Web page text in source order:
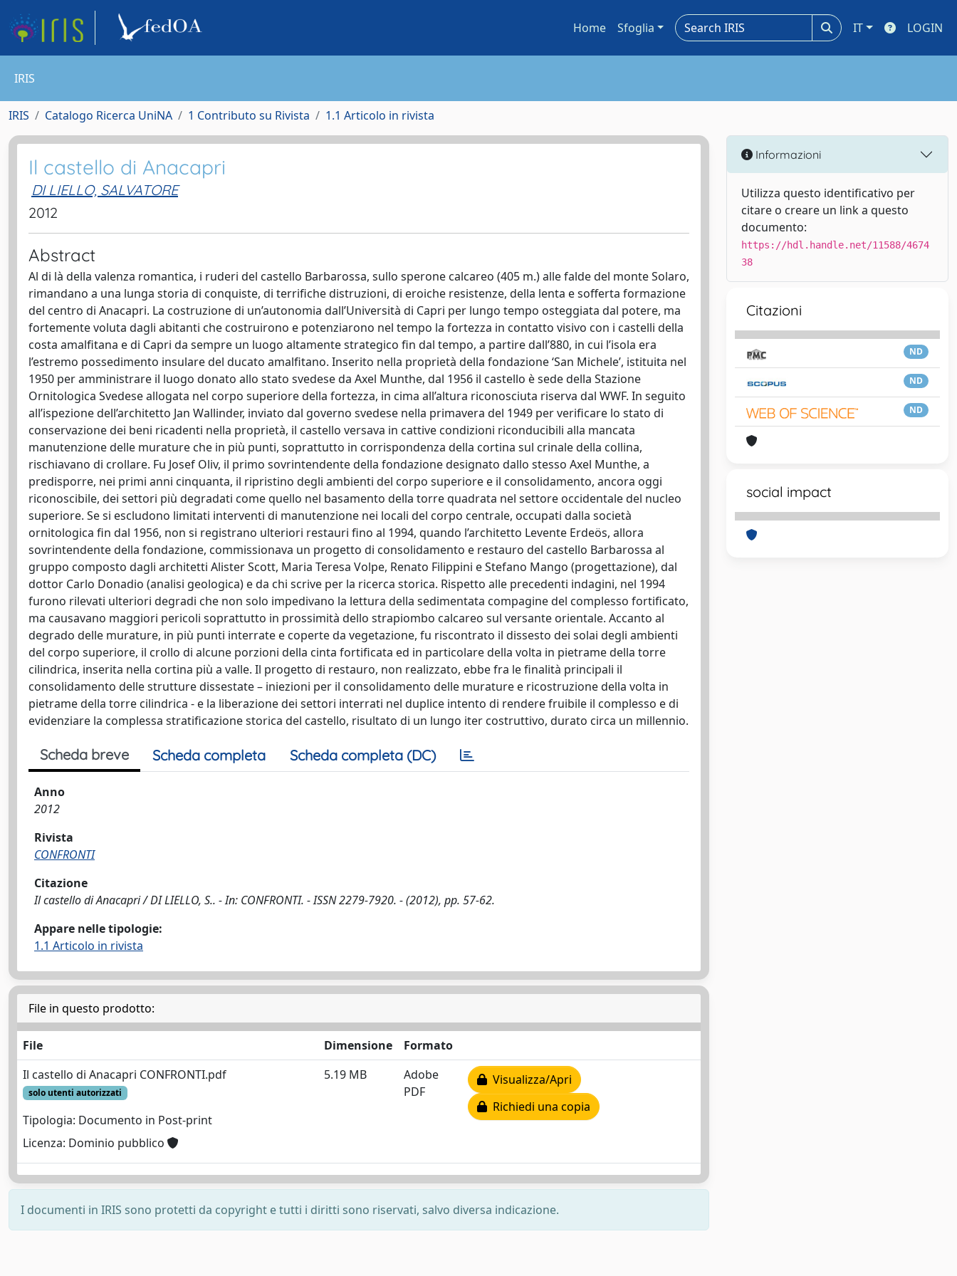
Home Sfoglia IT LOGIN
IRIS
IRIS Catalogo Ricerca UniNA 1 Contributo su Rivista 1.1 Articolo in rivista
Il castello di Anacapri
DI LIELLO, SALVATORE
2012
Abstract
Al di là della valenza romantica, i ruderi del castello Barbarossa, sullo sperone calcareo (405 m.) alle falde del monte Solaro,
rimandano a una lunga storia di conquiste, di terrifiche distruzioni, di eroiche resistenze, della lenta e sofferta formazione
del centro di Anacapri. La costruzione di un’autonomia dall’Università di Capri per lungo tempo osteggiata dal potere, ma
fortemente voluta dagli abitanti che costruirono e potenziarono nel tempo la fortezza in contatto visivo con i castelli della
costa amalfitana e di Capri da sempre un luogo altamente strategico fin dal tempo, a partire dall’880, in cui l’isola era
l’estremo possedimento insulare del ducato amalfitano. Inserito nella proprietà della fondazione ‘San Michele’, istituita nel
1950 per amministrare il luogo donato allo stato svedese da Axel Munthe, dal 1956 il castello è sede della Stazione
Ornitologica Svedese allogata nel corpo superiore della fortezza, in cima all’altura riconosciuta riserva dal WWF. In seguito
all’ispezione dell’architetto Jan Wallinder, inviato dal governo svedese nella primavera del 1949 per verificare lo stato di
conservazione dei beni ricadenti nella proprietà, il castello versava in cattive condizioni riconducibili alla mancata
manutenzione delle murature che in più punti, soprattutto in corrispondenza della cortina sul crinale della collina,
rischiavano di crollare. Fu Josef Oliv, il primo sovrintendente della fondazione designato dallo stesso Axel Munthe, a
predisporre, nei primi anni cinquanta, il ripristino degli ambienti del corpo superiore e il consolidamento, ancora oggi
riconoscibile, dei settori più degradati come quello nel basamento della torre quadrata nel settore occidentale del nucleo
superiore. Se si escludono limitati interventi di manutenzione nei locali del corpo centrale, occupati dalla società
ornitologica fin dal 1956, non si registrano ulteriori restauri fino al 1994, quando l’architetto Levente Erdeös, allora
sovrintendente della fondazione, commissionava un progetto di consolidamento e restauro del castello Barbarossa al
gruppo composto dagli architetti Alister Scott, Maria Teresa Volpe, Renato Filippini e Stefano Mango (progettazione), dal
dottor Carlo Donadio (analisi geologica) e da chi scrive per la ricerca storica. Rispetto alle precedenti indagini, nel 1994
furono rilevati ulteriori degradi che non solo impedivano la lettura della sedimentata compagine del complesso fortificato,
ma causavano maggiori pericoli soprattutto in prossimità dello strapiombo calcareo sul versante orientale. Accanto al
degrado delle murature, in più punti interrate e coperte da vegetazione, fu riscontrato il dissesto dei solai degli ambienti
del corpo superiore, il crollo di alcune porzioni della cinta fortificata ed in particolare della volta in pietrame della torre
cilindrica, inserita nella cortina più a valle. Il progetto di restauro, non realizzato, ebbe fra le finalità principali il
consolidamento delle strutture dissestate – iniezioni per il consolidamento delle murature e ricostruzione della volta in
pietrame della torre cilindrica - e la liberazione dei settori interrati nel duplice intento di rendere fruibile il complesso e di
evidenziare la complessa stratificazione storica del castello, risultato di un lungo iter costruttivo, durato circa un millennio.
Scheda breve Scheda completa Scheda completa (DC)
Anno
2012
Rivista
CONFRONTI
Citazione
Il castello di Anacapri / DI LIELLO, S.. - In: CONFRONTI. - ISSN 2279-7920. - (2012), pp. 57-62.
Appare nelle tipologie:
1.1 Articolo in rivista
File in questo prodotto:
File Dimensione
Formato
Il castello di Anacapri CONFRONTI.pdf
solo utenti autorizzati
Tipologia: Documento in Post-print
Licenza: Dominio pubblico
5.19 MB
Adobe
PDF
Visualizza/Apri
Richiedi una copia
I documenti in IRIS sono protetti da copyright e tutti i diritti sono riservati, salvo diversa indicazione.
Informazioni
Utilizza questo identificativo per
citare o creare un link a questo
documento:
https://hdl.handle.net/11588/4674
38
Citazioni
ND
ND
ND
social impact